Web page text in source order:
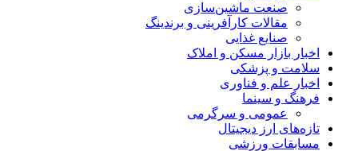
صنعت ماشین‌سازی
مقالات کارآفرینی و برندینگ
صنایع غذایی
اخبار بازار مسکن و املاک
سلامت و پزشکی
اخبار علم و فناوری
فرهنگ و سینما
عمومی و سرگرمی
تازه‌های ارز دیجیتال
مسابقات ورزشی